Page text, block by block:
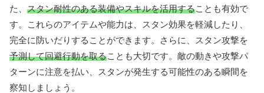
た、 スタン耐性のある装備やスキルを活用することも有効で
す。これらのアイテムや能力は、スタン効果を軽減したり、
完全に防いだりすることができます。さらに、スタン攻撃を
予測して回避行動を取ることも大切です。敵の動きや攻撃パ
ターンに注意を払い、スタンが発生する可能性のある瞬間を
察知しましょう。